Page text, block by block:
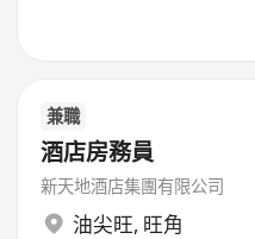
兼職
酒店房務員
新天地酒店集團有限公司
油尖旺, 旺角